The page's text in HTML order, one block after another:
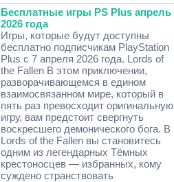
Бесплатные игры PS Plus апрель
2026 года
Игры, которые будут доступны
бесплатно подписчикам PlayStation
Plus с 7 апреля 2026 года. Lords of
the Fallen В этом приключении,
разворачивающемся в едином
взаимосвязанном мире, который в
пять раз превосходит оригинальную
игру, вам предстоит свергнуть
воскресшего демонического бога. В
Lords of the Fallen вы становитесь
одним из легендарных Тёмных
крестоносцев — избранных, кому
суждено странствовать